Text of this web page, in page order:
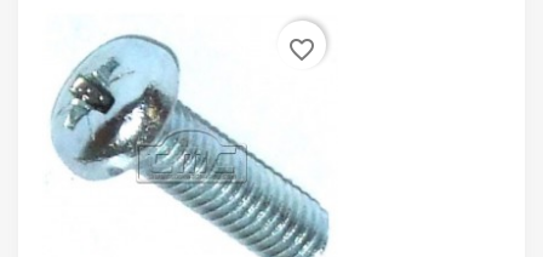
favorite_border